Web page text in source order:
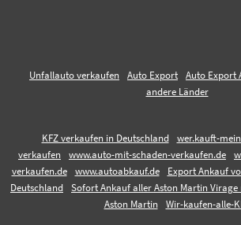
Unfallauto verkaufen Auto Export
Auto Export
andere Länder
KFZ verkaufen in Deutschland wer.kauft-
verkaufen
www.auto-mit-schaden-verkaufen.de
verkaufen.de
www.autoabkauf.de
Export Ankauf
Deutschland
Sofort Ankauf aller Aston Martin Virage
Aston Martin
Wir-kaufen-alle-